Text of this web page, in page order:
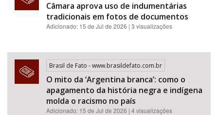
Câmara aprova uso de indumentárias
tradicionais em fotos de documentos
Adicionado: 15 de Jul de 2026 | 3 visualizações
Brasil de Fato - www.brasildefato.com.br
O mito da ‘Argentina branca’: como o
apagamento da história negra e indígena
molda o racismo no país
Adicionado: 15 de Jul de 2026 | 4 visualizações